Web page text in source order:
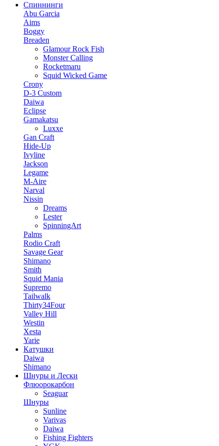
Спиннинги
Abu Garcia
Aims
Boggy
Breaden
Glamour Rock Fish
Monster Calling
Rocketmaru
Squid Wicked Game
Crony
D-3 Custom
Daiwa
Eclipse
Gamakatsu
Luxxe
Gan Craft
Hide-Up
Ivyline
Jackson
Legame
M-Aire
Narval
Nissin
Dreams
Lester
SpinningArt
Palms
Rodio Craft
Savage Gear
Shimano
Smith
Squid Mania
Supremo
Tailwalk
Thirty34Four
Valley Hill
Westin
Xesta
Yarie
Катушки
Daiwa
Shimano
Шнуры и Лески
Флюорокарбон
Seaguar
Шнуры
Sunline
Varivas
Daiwa
Fishing Fighters